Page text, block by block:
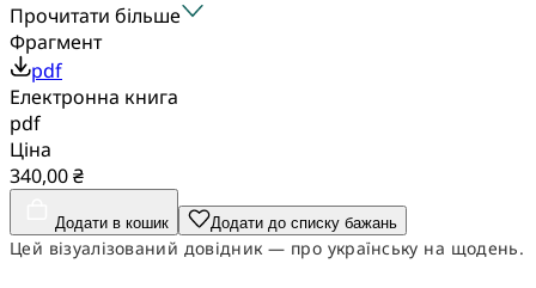
Прочитати більше
Фрагмент
pdf
Електронна книга
pdf
Ціна
340,00 ₴
Додати в кошик Додати до списку бажань
Цей візуалізований довідник — про українську на щодень.